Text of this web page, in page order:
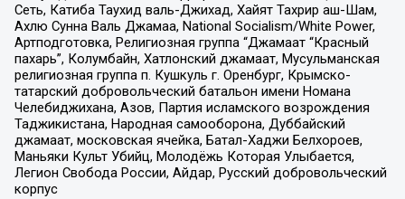
Сеть, Катиба Таухид валь-Джихад, Хайят Тахрир аш-Шам,
Ахлю Сунна Валь Джамаа, National Socialism/White Power,
Артподготовка, Религиозная группа “Джамаат “Красный
пахарь”, Колумбайн, Хатлонский джамаат, Мусульманская
религиозная группа п. Кушкуль г. Оренбург, Крымско-
татарский добровольческий батальон имени Номана
Челебиджихана, Азов, Партия исламского возрождения
Таджикистана, Народная самооборона, Дуббайский
джамаат, московская ячейка, Батал-Хаджи Белхороев,
Маньяки Культ Убийц, Молодёжь Которая Улыбается,
Легион Свобода России, Айдар, Русский добровольческий
корпус